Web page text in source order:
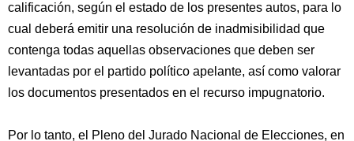
calificación, según el estado de los presentes autos, para lo
cual deberá emitir una resolución de inadmisibilidad que
contenga todas aquellas observaciones que deben ser
levantadas por el partido político apelante, así como valorar
los documentos presentados en el recurso impugnatorio.
Por lo tanto, el Pleno del Jurado Nacional de Elecciones, en